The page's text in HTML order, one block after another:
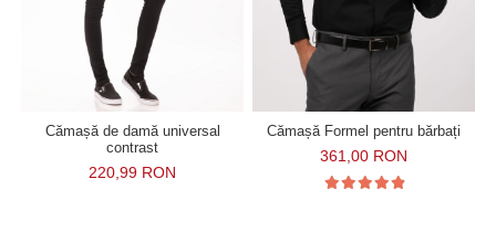
Cămașă de damă universal
contrast
220,99 RON
Cămașă Formel pentru bărbați
361,00 RON